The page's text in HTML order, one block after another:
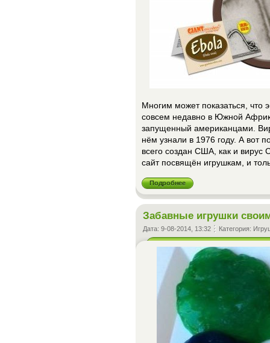
Многим может показаться, что
совсем недавно в Южной
запущенный американцами.
нём узнали в 1976 году. А вот
всего создан США, как и
сайт посвящён игрушкам, и
Подробнее
Забавные игрушки
Дата: 9-08-2014, 13:32 Категория: